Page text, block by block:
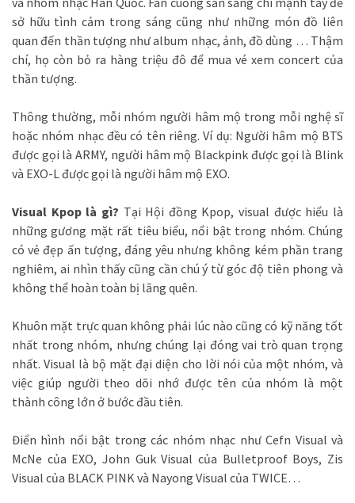
sở hữu tình cảm trong sáng cũng như những món đồ liên
quan đến thần tượng như album nhạc, ảnh, đồ dùng … Thậm
chí, họ còn bỏ ra hàng triệu đô để mua vé xem concert của
thần tượng.
Thông thường, mỗi nhóm người hâm mộ trong mỗi nghệ sĩ
hoặc nhóm nhạc đều có tên riêng. Ví dụ: Người hâm mộ BTS
được gọi là ARMY, người hâm mộ Blackpink được gọi là Blink
và EXO-L được gọi là người hâm mộ EXO.
Visual Kpop là gì? Tại Hội đồng Kpop, visual được hiểu là
những gương mặt rất tiêu biểu, nổi bật trong nhóm. Chúng
có vẻ đẹp ấn tượng, đáng yêu nhưng không kém phần trang
nghiêm, ai nhìn thấy cũng cần chú ý từ góc độ tiên phong và
không thể hoàn toàn bị lãng quên.
Khuôn mặt trực quan không phải lúc nào cũng có kỹ năng tốt
nhất trong nhóm, nhưng chúng lại đóng vai trò quan trọng
nhất. Visual là bộ mặt đại diện cho lời nói của một nhóm, và
việc giúp người theo dõi nhớ được tên của nhóm là một
thành công lớn ở bước đầu tiên.
Điển hình nổi bật trong các nhóm nhạc như Cefn Visual và
McNe của EXO, John Guk Visual của Bulletproof Boys, Zis
Visual của BLACK PINK và Nayong Visual của TWICE…